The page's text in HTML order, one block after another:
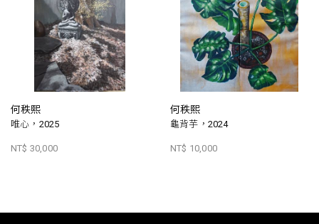
何秩熙
唯心，2025
NT$ 30,000
何秩熙
龜背芋，2024
NT$ 10,000